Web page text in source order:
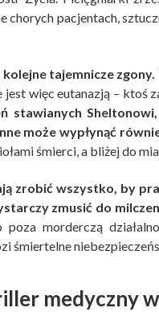
chorych pacjentach,
tajemnicze zgony.
jest więc eutanazją – ktoś
stawianych
może wypłynąć
śmierci, a bliżej do
zrobić wszystko, by
zmusić do
morderczą
śmiertelne
medyczny